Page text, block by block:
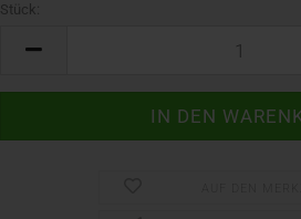
Stück: